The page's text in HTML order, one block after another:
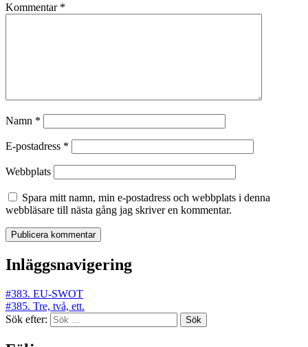
Kommentar *
Namn *
E-postadress *
Webbplats
Spara mitt namn, min e-postadress och webbplats i denna
webbläsare till nästa gång jag skriver en kommentar.
Inläggsnavigering
#383. EU-SWOT
#385. Tre, två, ett.
Sök efter: